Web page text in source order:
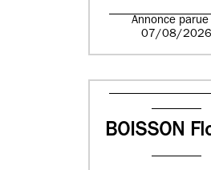
Annonce
07/08/2026
BOISSON